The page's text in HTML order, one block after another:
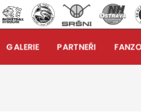
GALERIE PARTNEŘI